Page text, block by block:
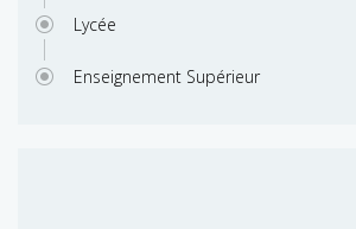
Lycée
Enseignement Supérieur